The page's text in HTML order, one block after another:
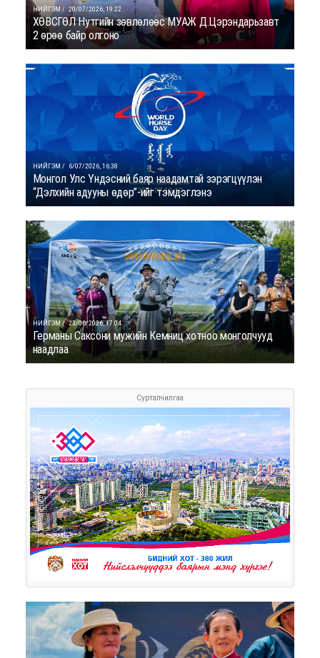
НИЙГЭМ / 20/07/2026, 19:22
ХӨВСГӨЛ Нутгийн зөвлөлөөс МУАЖ Д.Цэрэндарьзавт
2 өрөө байр олгоно
НИЙГЭМ / 6/07/2026, 16:38
Монгол Улс Үндэсний баяр наадамтай зэрэгцүүлэн
“Дэлхийн адууны өдөр”-ийг тэмдэглэнэ
НИЙГЭМ / 23/06/2026, 17:04
Германы Саксони мужийн Кемниц хотноо монголчууд
наадлаа
Сурталчилгаа